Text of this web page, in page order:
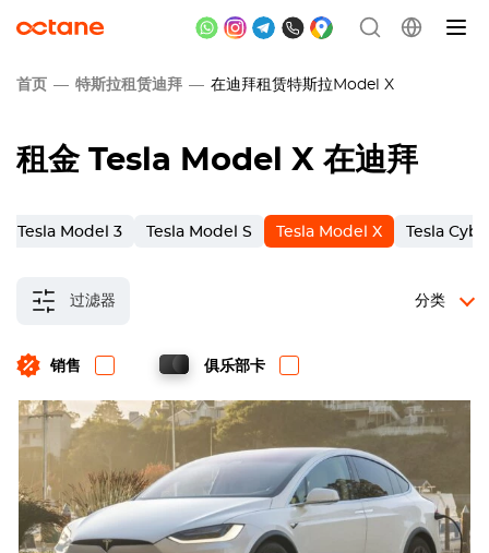
首页 特斯拉租赁迪拜 在迪拜租赁特斯拉Model X
租金 Tesla Model X 在迪拜
Tesla Model 3 Tesla Model S Tesla Model X Tesla
过滤器
销售 俱乐部卡
分类